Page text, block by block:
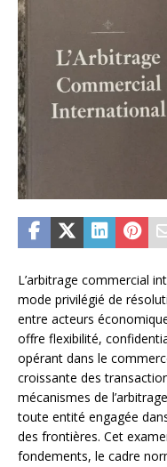
L’arbitrage commercial
mode privilégié de
entre acteurs
offre flexibilité,
opérant dans le
croissante des
mécanismes de
toute entité engagée
des frontières. Cet
fondements, le cadre